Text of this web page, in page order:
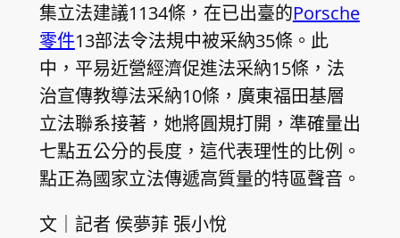
集立法建議1134條，在已出臺的Porsche
零件13部法令法規中被采納35條。此
中，平易近營經濟促進法采納15條，法
治宣傳教導法采納10條，廣東福田基層
立法聯系接著，她將圓規打開，準確量出
七點五公分的長度，這代表理性的比例。
點正為國家立法傳遞高質量的特區聲音。
文｜記者 侯夢菲 張小悅